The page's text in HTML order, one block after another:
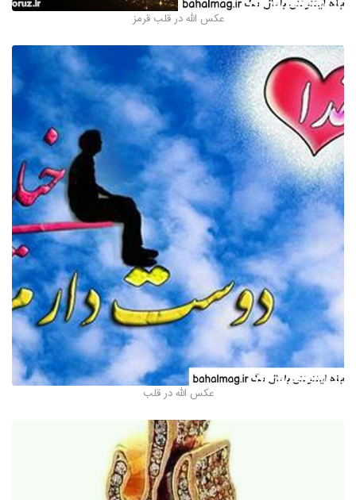
عکس الله در قلب قرمز
عکس الله در قلب